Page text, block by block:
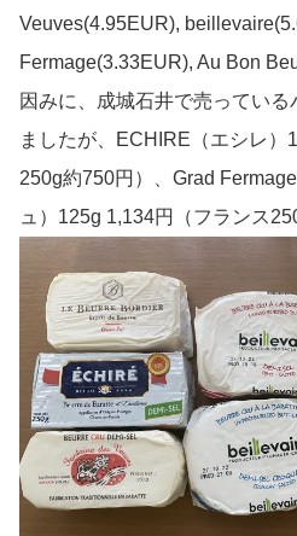
Veuves(4.95EUR),
Fermage(3.33EUR), Au Bon
因みに、成城石井で売ってい
ましたが、ECHIRE（エシレ）
250g約750円）、Grad
ュ）125g 1,134円（フランス